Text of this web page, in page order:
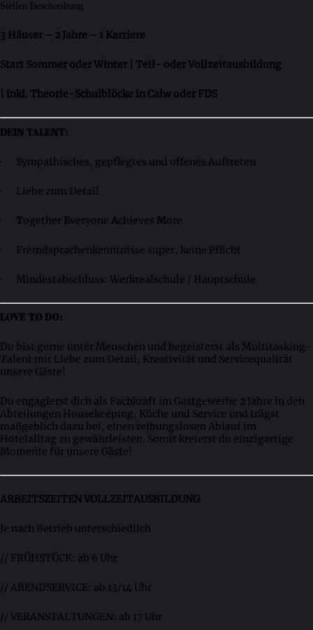
Stellen Beschreibung
3 Häuser – 2 Jahre – 1 Karriere
Start Sommer oder Winter | Teil- oder Vollzeitausbildung
| inkl. Theorie-Schulblöcke in Calw oder FDS
DEIN TALENT:
· Sympathisches, gepflegtes und offenes Auftreten
· Liebe zum Detail
· Together Everyone Achieves More
· Fremdsprachenkenntnisse super, keine Pflicht
· Mindestabschluss: Werkrealschule / Hauptschule
LOVE TO DO:
Du bist gerne unter Menschen und begeisterst als Multitasking-
Talent mit Liebe zum Detail, Kreativität und Servicequalität
unsere Gäste!
Du engagierst dich als Fachkraft im Gastgewerbe 2 Jahre in den
Abteilungen Housekeeping, Küche und Service und trägst
maßgeblich dazu bei, einen reibungslosen Ablauf im
Hotelalltag zu gewährleisten. Somit kreierst du einzigartige
Momente für unsere Gäste!
ARBEITSZEITEN VOLLZEITAUSBILDUNG
Je nach Betrieb unterschiedlich
// FRÜHSTÜCK: ab 6 Uhr
// ABENDSERVICE: ab 13/14 Uhr
// VERANSTALTUNGEN: ab 17 Uhr